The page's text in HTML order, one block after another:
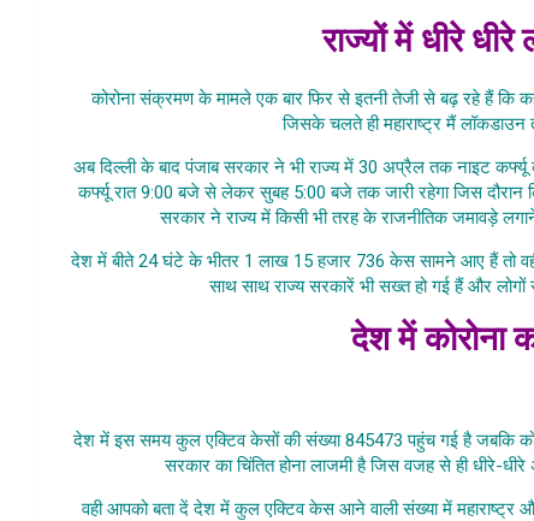
राज्यों में धीरे
कोरोना संक्रमण के मामले एक बार फिर से इतनी तेजी से बढ़ रहे हैं कि
जिसके चलते ही महाराष्ट्र मैं लॉकडाउन
अब दिल्ली के बाद पंजाब सरकार ने भी राज्य में 30 अप्रैल तक नाइट कर्फ्यू
कर्फ्यू रात 9:00 बजे से लेकर सुबह 5:00 बजे तक जारी रहेगा जिस दौरान
सरकार ने राज्य में किसी भी तरह के राजनीतिक जमावड़े
देश में बीते 24 घंटे के भीतर 1 लाख 15 हजार 736 केस सामने आए हैं तो
साथ साथ राज्य सरकारें भी सख्त हो गई हैं और
देश में कोरोना
देश में इस समय कुल एक्टिव केसों की संख्या 845473 पहुंच गई है
सरकार का चिंतित होना लाजमी है जिस वजह से ही धीरे-
वही आपको बता दें देश में कुल एक्टिव केस आने वाली संख्या में महाराष्ट्र